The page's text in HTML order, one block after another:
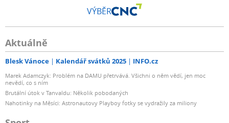
VÝBĚR
Aktuálně
Blesk Vánoce Kalendář svátků 2025 INFO.cz
Marek Adamczyk: Problém na DAMU přetrvává. Všichni o něm vědí, jen moc
nevědí, co s ním
Brutální útok v Tanvaldu: Několik pobodaných
Nahotinky na Měsíci: Astronautovy Playboy fotky se vydražily za miliony